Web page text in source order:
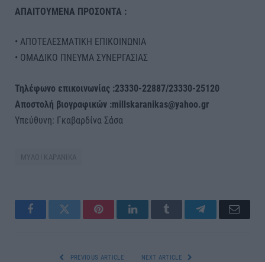
ΑΠΑΙΤΟΥΜΕΝΑ ΠΡΟΣΟΝΤΑ :
• ΑΠΟΤΕΛΕΣΜΑΤΙΚΗ ΕΠΙΚΟΙΝΩΝΙΑ
• ΟΜΑΔΙΚΟ ΠΝΕΥΜΑ ΣΥΝΕΡΓΑΣΙΑΣ
Τηλέφωνο επικοινωνίας :23330-22887/23330-25120
Αποστολή βιογραφικών :millskaranikas@yahoo.gr
Υπεύθυνη: Γκαβαρδίνα Σάσα
ΜΥΛΟΙ ΚΑΡΑΝΙΚΑ
FacebookTwitter PinterestLinkedInTumblr TelegramEmail
PREVIOUS ARTICLE NEXT ARTICLE